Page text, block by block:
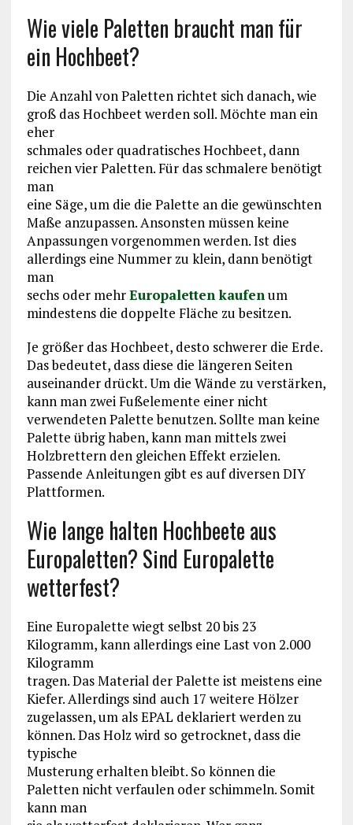
Wie viele Paletten braucht man für
ein Hochbeet?
Die Anzahl von Paletten richtet sich danach, wie
groß das Hochbeet werden soll. Möchte man ein
eher
schmales oder quadratisches Hochbeet, dann
reichen vier Paletten. Für das schmalere benötigt
man
eine Säge, um die die Palette an die gewünschten
Maße anzupassen. Ansonsten müssen keine
Anpassungen vorgenommen werden. Ist dies
allerdings eine Nummer zu klein, dann benötigt
man
sechs oder mehrEuropaletten kaufenum
mindestens die doppelte Fläche zu besitzen.
Je größer das Hochbeet, desto schwerer die Erde.
Das bedeutet, dass diese die längeren Seiten
auseinander drückt. Um die Wände zu verstärken,
kann man zwei Fußelemente einer nicht
verwendeten Palette benutzen. Sollte man keine
Palette übrig haben, kann man mittels zwei
Holzbrettern den gleichen Effekt erzielen.
Passende Anleitungen gibt es auf diversen DIY
Plattformen.
Wie lange halten Hochbeete aus
Europaletten? Sind Europalette
wetterfest?
Eine Europalette wiegt selbst 20 bis 23
Kilogramm, kann allerdings eine Last von 2.000
Kilogramm
tragen. Das Material der Palette ist meistens eine
Kiefer. Allerdings sind auch 17 weitere Hölzer
zugelassen, um als EPAL deklariert werden zu
können. Das Holz wird so getrocknet, dass die
typische
Musterung erhalten bleibt. So können die
Paletten nicht verfaulen oder schimmeln. Somit
kann man